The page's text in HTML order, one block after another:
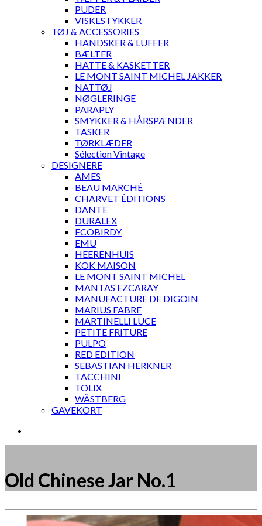
PUDER
VISKESTYKKER
TØJ & ACCESSORIES
HANDSKER & LUFFER
BÆLTER
HATTE & KASKETTER
LE MONT SAINT MICHEL JAKKER
NATTØJ
NØGLERINGE
PARAPLY
SMYKKER & HÅRSPÆNDER
TASKER
TØRKLÆDER
Sélection Vintage
DESIGNERE
AMES
BEAU MARCHÉ
CHARVET ÉDITIONS
DANTE
DURALEX
ECOBIRDY
EMU
HEERENHUIS
KOK MAISON
LE MONT SAINT MICHEL
MANTAS EZCARAY
MANUFACTURE DE DIGOIN
MARIUS FABRE
MARTINELLI LUCE
PETITE FRITURE
PULPO
RED EDITION
SEBASTIAN HERKNER
TACCHINI
TOLIX
WÄSTBERG
GAVEKORT
Old Chinese Jar No.1
Måske kunne nogle af disse produkter have din